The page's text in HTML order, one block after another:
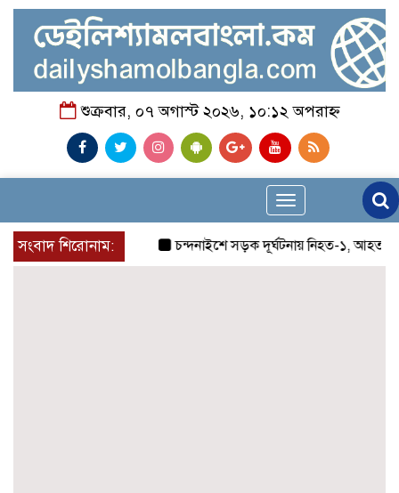
শুক্রবার, ০৭ অগাস্ট ২০২৬, ১০:১২ অপরাহ্ন
Toggle
navigation
সংবাদ শিরোনাম:
চন্দনাইশে সড়ক দূর্ঘটনায় নিহত-১, আহত-২